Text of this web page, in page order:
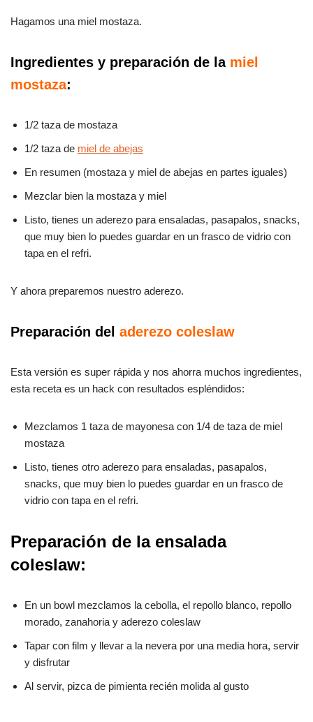
Hagamos una miel mostaza.
Ingredientes y preparación de la miel
mostaza:
1/2 taza de mostaza
1/2 taza de miel de abejas
En resumen (mostaza y miel de abejas en partes iguales)
Mezclar bien la mostaza y miel
Listo, tienes un aderezo para ensaladas, pasapalos, snacks,
que muy bien lo puedes guardar en un frasco de vidrio con
tapa en el refri.
Y ahora preparemos nuestro aderezo.
Preparación del aderezo coleslaw
Esta versión es super rápida y nos ahorra muchos ingredientes,
esta receta es un hack con resultados espléndidos:
Mezclamos 1 taza de mayonesa con 1/4 de taza de miel
mostaza
Listo, tienes otro aderezo para ensaladas, pasapalos,
snacks, que muy bien lo puedes guardar en un frasco de
vidrio con tapa en el refri.
Preparación de la ensalada
coleslaw:
En un bowl mezclamos la cebolla, el repollo blanco, repollo
morado, zanahoria y aderezo coleslaw
Tapar con film y llevar a la nevera por una media hora, servir
y disfrutar
Al servir, pizca de pimienta recién molida al gusto